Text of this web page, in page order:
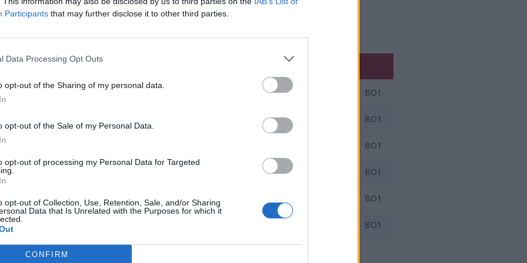
Participants that may further disclose it to other third parties.
Data Processing Opt Outs
opt-out of the Sharing of my personal data.
opt-out of the Sale of my Personal Data.
opt-out of processing my Personal Data for Targeted
opt-out of Collection, Use, Retention, Sale, and/or Sharing
Data that Is Unrelated with the Purposes for which it
CONFIRM
czekają nas jednak dopiero w niedzielę.
Masters:
BO1
BO1
BO1
BO1
0:1 Movistar Riders BO1
BO1